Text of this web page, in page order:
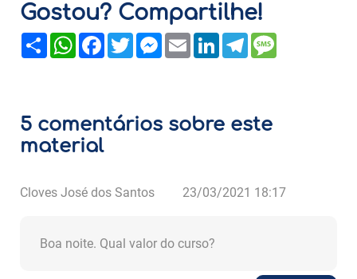
Gostou? Compartilhe!
ShareWhatsAppFacebook
TwitterMessenger
Email LinkedInTelegram
5 comentários sobre este
material
Cloves José dos Santos 23/03/2021 18:17
Boa noite. Qual valor do curso?